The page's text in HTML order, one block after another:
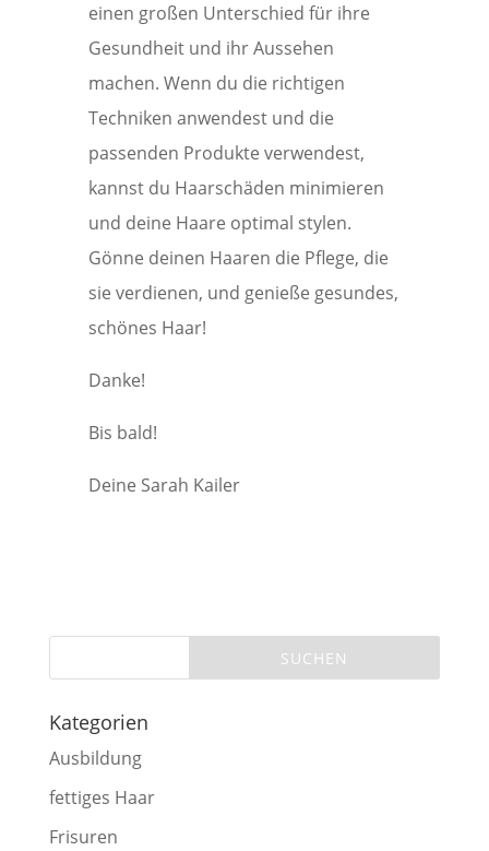
einen großen Unterschied für ihre
Gesundheit und ihr Aussehen
machen. Wenn du die richtigen
Techniken anwendest und die
passenden Produkte verwendest,
kannst du Haarschäden minimieren
und deine Haare optimal stylen.
Gönne deinen Haaren die Pflege, die
sie verdienen, und genieße gesundes,
schönes Haar!
Danke!
Bis bald!
Deine Sarah Kailer
Kategorien
Ausbildung
fettiges Haar
Frisuren